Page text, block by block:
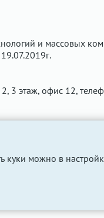
куки можно в
и массовых
2, 3 этаж, офис 12,
несёт